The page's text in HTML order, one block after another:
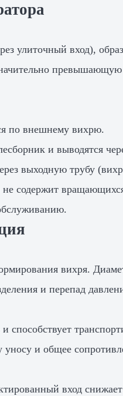
улиточный вход),
превышающую
по внешнему вихрю.
и выводятся
выходную трубу
содержит
вихря.
и перепад
способствует
уносу и общее
вход